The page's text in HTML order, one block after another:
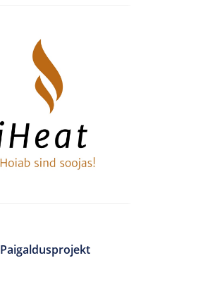
Paigaldusprojekt